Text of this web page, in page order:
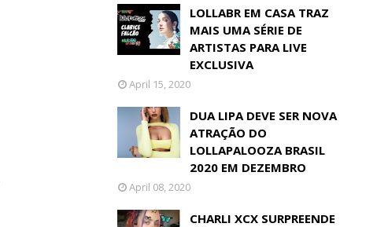
LOLLABR EM CASA TRAZ
MAIS UMA SÉRIE DE
ARTISTAS PARA LIVE
EXCLUSIVA
April 15, 2020
DUA LIPA DEVE SER NOVA
ATRAÇÃO DO
LOLLAPALOOZA BRASIL
2020 EM DEZEMBRO
April 08, 2020
CHARLI XCX SURPREENDE